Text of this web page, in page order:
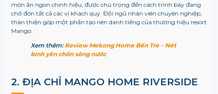
món ăn ngon chính hiệu, được chú trọng đến cách trình bày đang
chờ đón tất cả các vị khách quý. Đội ngũ nhân viên chuyên nghiệp,
thân thiện góp một phần tạo nên danh tiếng của thương hiệu resort
Mango.
Xem thêm: Review Mekong Home Bến Tre – Nét
bình yên chốn sông nước
2. ĐỊA CHỈ MANGO HOME RIVERSIDE